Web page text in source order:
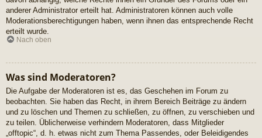
anderer Administrator erteilt hat. Administratoren können auch volle
Moderationsberechtigungen haben, wenn ihnen das entsprechende Recht
erteilt wurde.
Nach oben
Was sind Moderatoren?
Die Aufgabe der Moderatoren ist es, das Geschehen im Forum zu
beobachten. Sie haben das Recht, in ihrem Bereich Beiträge zu ändern
und zu löschen und Themen zu schließen, zu öffnen, zu verschieben und
zu teilen. Üblicherweise verhindern Moderatoren, dass Mitglieder
„offtopic“, d. h. etwas nicht zum Thema Passendes, oder Beleidigendes